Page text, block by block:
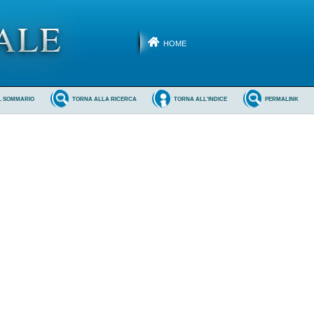
HOME
PERMALINK
TORNA ALL'INDICE
TORNA ALLA RICERCA
SOMMARIO